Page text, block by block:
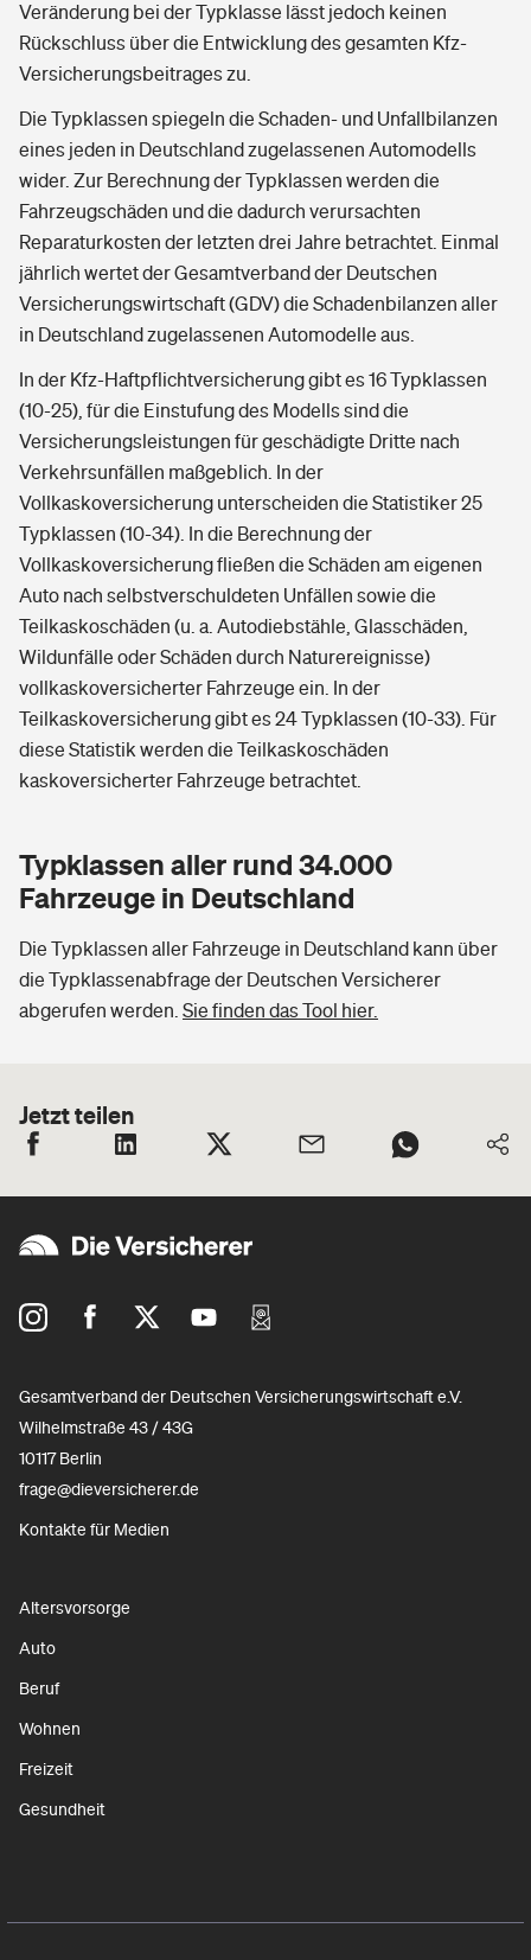
Veränderung bei der Typklasse lässt jedoch keinen
Rückschluss über die Entwicklung des gesamten Kfz-
Versicherungsbeitrages zu.
Die Typklassen spiegeln die Schaden- und Unfallbilanzen
eines jeden in Deutschland zugelassenen Automodells
wider. Zur Berechnung der Typklassen werden die
Fahrzeugschäden und die dadurch verursachten
Reparaturkosten der letzten drei Jahre betrachtet. Einmal
jährlich wertet der Gesamtverband der Deutschen
Versicherungswirtschaft (GDV) die Schadenbilanzen aller
in Deutschland zugelassenen Automodelle aus.
In der Kfz-Haftpflichtversicherung gibt es 16 Typklassen
(10-25), für die Einstufung des Modells sind die
Versicherungsleistungen für geschädigte Dritte nach
Verkehrsunfällen maßgeblich. In der
Vollkaskoversicherung unterscheiden die Statistiker 25
Typklassen (10-34). In die Berechnung der
Vollkaskoversicherung fließen die Schäden am eigenen
Auto nach selbstverschuldeten Unfällen sowie die
Teilkaskoschäden (u. a. Autodiebstähle, Glasschäden,
Wildunfälle oder Schäden durch Naturereignisse)
vollkaskoversicherter Fahrzeuge ein. In der
Teilkaskoversicherung gibt es 24 Typklassen (10-33). Für
diese Statistik werden die Teilkaskoschäden
kaskoversicherter Fahrzeuge betrachtet.
Typklassen aller rund 34.000
Fahrzeuge in Deutschland
Die Typklassen aller Fahrzeuge in Deutschland kann über
die Typklassenabfrage der Deutschen Versicherer
abgerufen werden. Sie finden das Tool hier.
Jetzt teilen
Gesamtverband der Deutschen Versicherungswirtschaft e.V.
Wilhelmstraße 43 / 43G
10117 Berlin
frage@dieversicherer.de
Kontakte für Medien
Altersvorsorge
Auto
Beruf
Wohnen
Freizeit
Gesundheit